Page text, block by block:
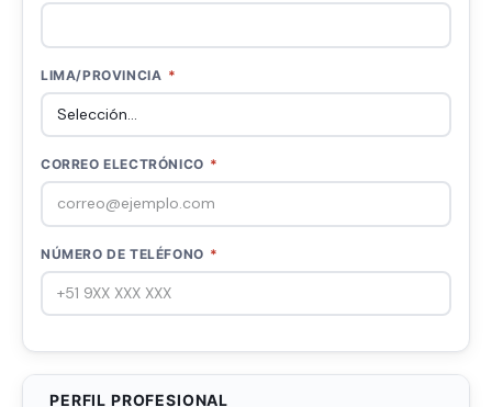
LIMA/PROVINCIA *
CORREO ELECTRÓNICO *
NÚMERO DE TELÉFONO *
PERFIL PROFESIONAL